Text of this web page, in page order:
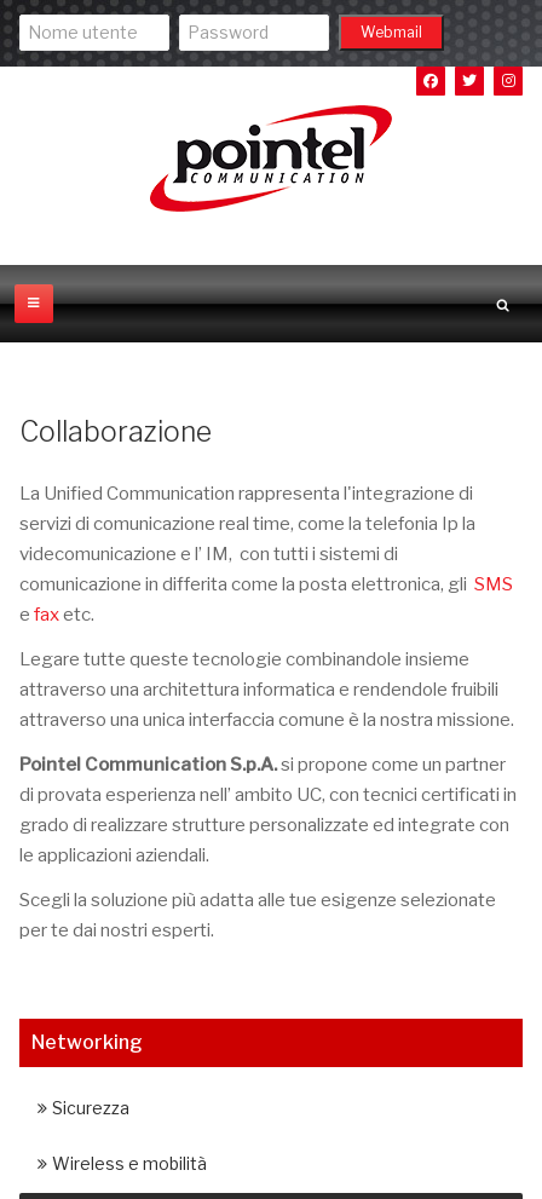
Collaborazione
La Unified Communication rappresenta l'integrazione di
servizi di comunicazione real time, come la telefonia Ip la
videcomunicazione e l’ IM, con tutti i sistemi di
comunicazione in differita come la posta elettronica, gli SMS
e faxetc.
Legare tutte queste tecnologie combinandole insieme
attraverso una architettura informatica e rendendole fruibili
attraverso una unica interfaccia comune è la nostra missione.
Pointel Communication S.p.A.si propone come un partner
di provata esperienza nell’ ambito UC, con tecnici certificati in
grado di realizzare strutture personalizzate ed integrate con
le applicazioni aziendali.
Scegli la soluzione più adatta alle tue esigenze selezionate
per te dai nostri esperti.
Networking
Sicurezza
Wireless e mobilità